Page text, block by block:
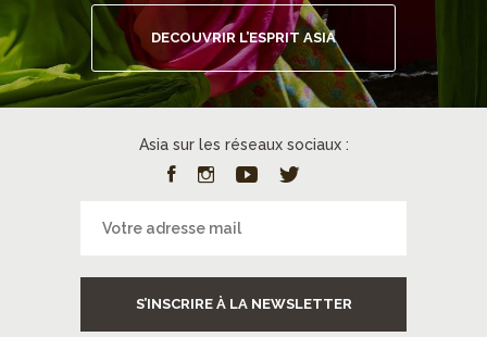
DECOUVRIR L’ESPRIT ASIA
Asia sur les réseaux sociaux :
S’INSCRIRE À LA NEWSLETTER